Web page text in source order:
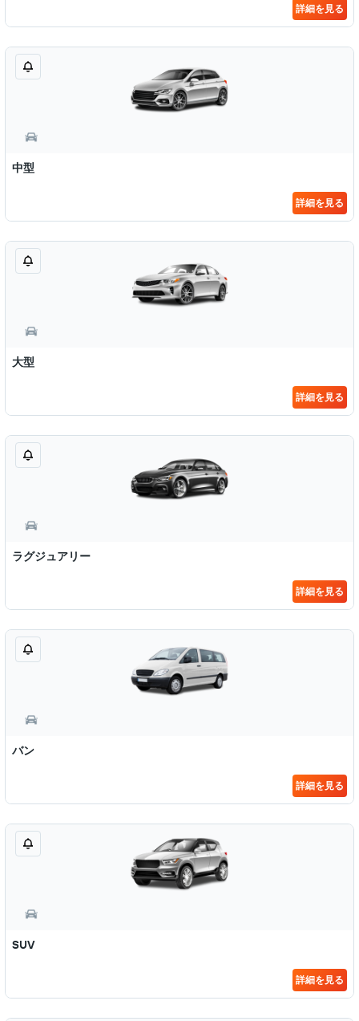
詳細を見る
中型
詳細を見る
大型
詳細を見る
ラグジュアリー
詳細を見る
バン
詳細を見る
SUV
詳細を見る